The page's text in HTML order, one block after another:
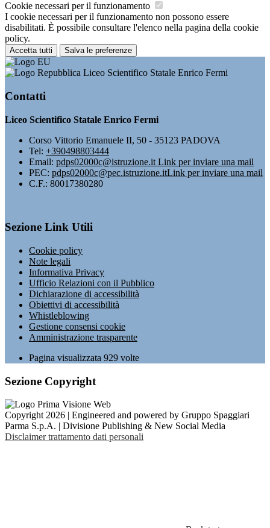
Cookie necessari per il funzionamento
I cookie necessari per il funzionamento non possono essere
disabilitati. È possibile consultare l'elenco nella pagina della cookie
policy.
Accetta tutti Salva le preferenze
Liceo Scientifico Statale Enrico Fermi
Contatti
Liceo Scientifico Statale Enrico Fermi
Corso Vittorio Emanuele II, 50 - 35123 PADOVA
Tel: +390498803444
Email: pdps02000c@istruzione.it Link per inviare una mail
PEC: pdps02000c@pec.istruzione.itLink per inviare una mail
C.F.: 80017380280
Sezione Link Utili
Cookie policy
Note legali
Informativa Privacy
Ufficio Relazioni con il Pubblico
Dichiarazione di accessibilità
Obiettivi di accessibilità
Whistleblowing
Gestione consensi cookie
Amministrazione trasparente
Pagina visualizzata 929 volte
Sezione Copyright
Copyright 2026 | Engineered and powered by Gruppo Spaggiari
Parma S.p.A. | Divisione Publishing & New Social Media
Disclaimer trattamento dati personali